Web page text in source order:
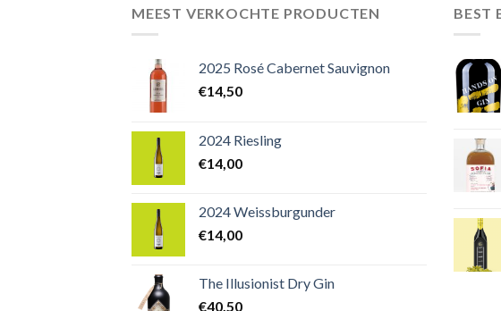
MEEST VERKOCHTE PRODUCTEN
2025 Rosé Cabernet Sauvignon
€14,50
2024 Riesling
€14,00
2024 Weissburgunder
€14,00
The Illusionist Dry Gin
€40,50
BEST